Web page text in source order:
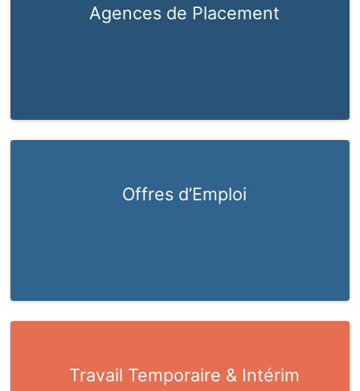
Agences de Placement
Offres d’Emploi
Travail Temporaire & Intérim